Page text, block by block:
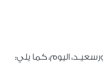
اليوم، كما يلي: